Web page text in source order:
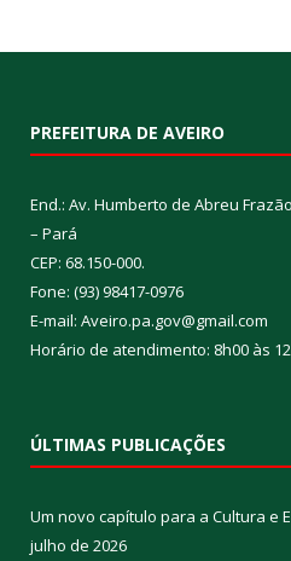
PREFEITURA DE AVEIRO
End.: Av. Humberto de Abreu
– Pará
CEP: 68.150-000.
Fone: (93) 98417-0976
E-mail: Aveiro.pa.gov@gmail.com
Horário de atendimento: 8h00 às
ÚLTIMAS PUBLICAÇÕES
Um novo capítulo para a Cultura e
julho de 2026